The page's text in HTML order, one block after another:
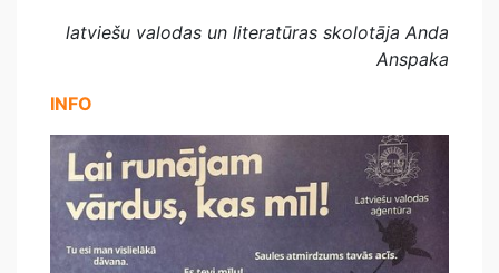
latviešu valodas un literatūras skolotāja Anda
Anspaka
INFO